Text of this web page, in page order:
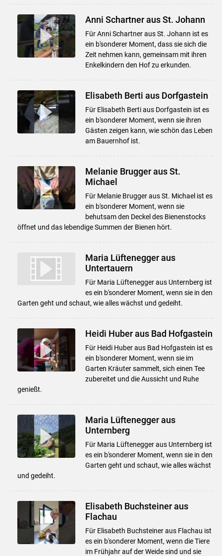
Skip to main content
Anni Schartner aus St. Johann
Für Anni Schartner aus St. Johann ist es
ein b'sonderer Moment, dass sie sich die
Zeit nehmen kann, gemeinsam mit ihren
Enkelkindern den Hof zu erkunden.
Elisabeth Berti aus Dorfgastein
Für Elisabeth Berti aus Dorfgastein ist es
ein b'sonderer Moment, wenn sie ihren
Gästen zeigen kann, wie schön das Leben
am Bauernhof ist.
Melanie Brugger aus St.
Michael
Für Melanie Brugger aus St. Michael ist es
ein b'sonderer Moment, wenn sie
behutsam den Deckel des Bienenstocks
öffnet und das lebendige Summen der Bienen hört.
Maria Lüftenegger aus
Untertauern
Für Maria Lüftenegger aus Unternberg ist
es ein b'sonderer Moment, wenn sie in den
Garten geht und schaut, wie alles wächst und gedeiht.
Heidi Huber aus Bad Hofgastein
Für Heidi Huber aus Bad Hofgastein ist es
ein b'sonderer Moment, wenn sie im
Garten Kräuter sammelt, sich einen Tee
zubereitet und die Aussicht und Ruhe
genießt.
Maria Lüftenegger aus
Unternberg
Für Maria Lüftenegger aus Unternberg ist
es ein b'sonderer Moment, wenn sie in den
Garten geht und schaut, wie alles wächst
und gedeiht.
Elisabeth Buchsteiner aus
Flachau
Für Elisabeth Buchsteiner aus Flachau ist
es ein b'sonderer Moment, wenn die Tiere
im Frühjahr auf der Weide sind und sie